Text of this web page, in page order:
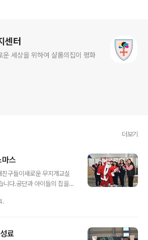
센터
운 세상을 위하여 샬롬의집이 평화
더보기
스
구들이새로운 무지개교실
니다.공단과 아이들의 집을
였습니다.선물을 나눠주고
료